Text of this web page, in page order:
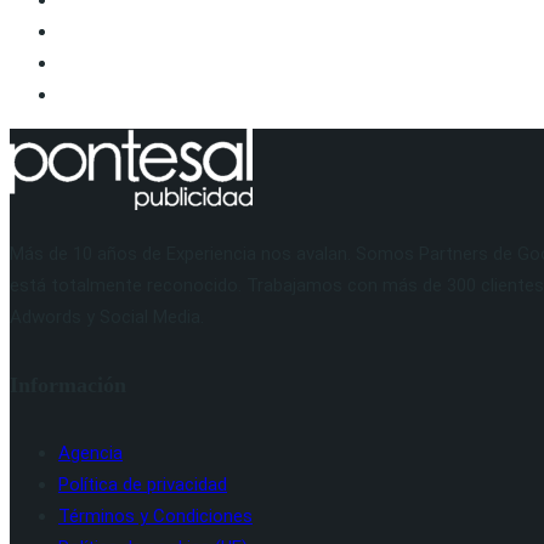
Agencia
Política de privacidad
Términos y Condiciones